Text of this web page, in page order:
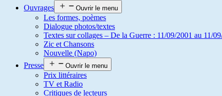
Ouvrages
Ouvrir le menu
Les formes, poèmes
Dialogue photos/textes
Textes sur collages – De la Guerre : 11/09/2001 au 11/
Zic et Chansons
Nouvelle (Napo)
Presse
Ouvrir le menu
Prix littéraires
TV et Radio
Critiques de lecteurs